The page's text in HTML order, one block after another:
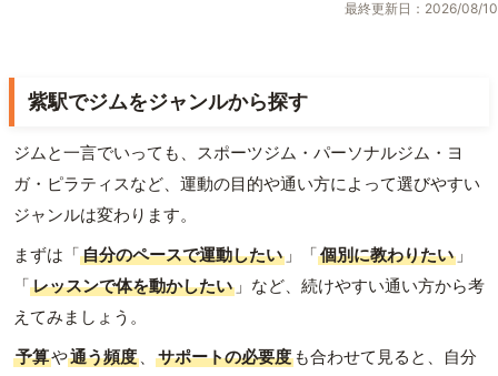
最終更新日：2026/08/10
紫駅でジムをジャンルから探す
ジムと一言でいっても、スポーツジム・パーソナルジム・ヨ
ガ・ピラティスなど、運動の目的や通い方によって選びやすい
ジャンルは変わります。
まずは「自分のペースで運動したい 」「個別に教わりたい 」
「レッスンで体を動かしたい 」など、続けやすい通い方から考
えてみましょう。
予算や通う頻度 、 サポートの必要度 も合わせて見ると、自分